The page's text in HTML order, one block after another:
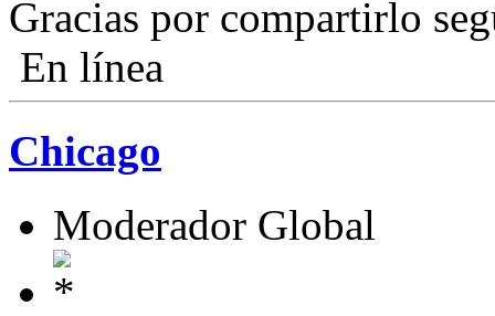
Gracias por compartirlo
En línea
Chicago
Moderador Global